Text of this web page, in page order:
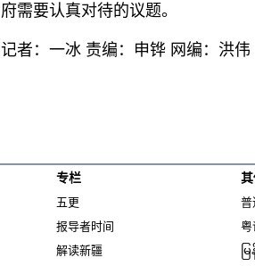
府需要认真对待的议题。
记者：一冰 责编：申铧 网编：洪伟
专栏
五更
报导者时间
解读新疆
普
粤
မ